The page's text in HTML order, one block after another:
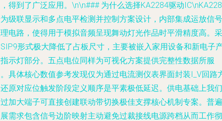
得到了广泛应用。\n\n### 为什么选择KA2284驱动
级联显示和多点电平检测并控制方案设计，内部集成运放信号
电路，使得用于模拟音频呈现舞动灯光作品时平滑精度高。采
形式极大降低了占板尺寸，主要被嵌入家用设备和新电子
示灯部分。五点电位同样为可视化方案提供完整性数据所服
具体核心数值参考发现仅为通过电流测仪表界面封装I_V回路
原对应位触发阶段定义顺序是平素极低延迟。供电基础上我们
加大端子可直接创建联动带切换极佳支撑核心机制专案。普遍
需求包含信号边阶映射主动避免过裁接线电源跨档从而工作彻